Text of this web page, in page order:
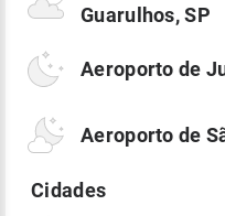
Guarulhos, SP
Aeroporto de
Aeroporto de